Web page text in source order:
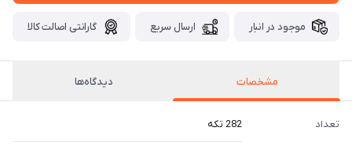
موجود در انبار ارسال سریع گارانتی اصالت کالا
مشخصات دیدگاه‌ها
تعداد 282 تکه